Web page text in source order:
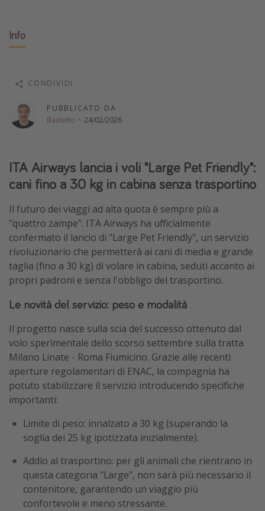
Vacanze last minute
Last minute capodanno
Vacanze con bambini
Viaggi per single
Altri argomenti
Travel magazine
Calendario di viaggio
Festività del 2026
Città più visitate
Info
PUBBLICATO DA
Bauletto · 24/02/2026
CONDIVIDI
ITA Airways lancia i voli "Large Pet Friendly":
cani fino a 30 kg in cabina senza trasportino
Il futuro dei viaggi ad alta quota è sempre più a
"quattro zampe". ITA Airways ha ufficialmente
confermato il lancio di "Large Pet Friendly", un servizio
rivoluzionario che permetterà ai cani di media e grande
taglia (fino a 30 kg) di volare in cabina, seduti accanto ai
propri padroni e senza l'obbligo del trasportino.
Le novità del servizio: peso e modalità
Il progetto nasce sulla scia del successo ottenuto dal
volo sperimentale dello scorso settembre sulla tratta
Milano Linate - Roma Fiumicino. Grazie alle recenti
aperture regolamentari di ENAC, la compagnia ha
potuto stabilizzare il servizio introducendo specifiche
importanti:
Limite di peso: innalzato a 30 kg (superando la
soglia dei 25 kg ipotizzata inizialmente).
Addio al trasportino: per gli animali che rientrano in
questa categoria "Large", non sarà più necessario il
contenitore, garantendo un viaggio più
confortevole e meno stressante.